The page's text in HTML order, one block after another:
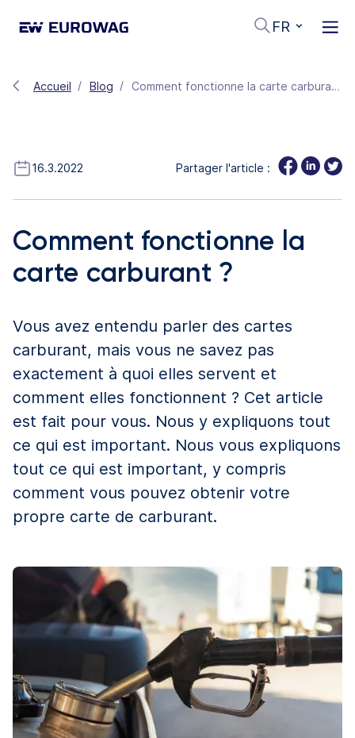
FR
Accueil Blog Comment fonctionne la carte carburant ?
16.3.2022 Partager l'article :
Comment fonctionne la
carte carburant ?
Vous avez entendu parler des cartes
carburant, mais vous ne savez pas
exactement à quoi elles servent et
comment elles fonctionnent ? Cet article
est fait pour vous. Nous y expliquons tout
ce qui est important. Nous vous expliquons
tout ce qui est important, y compris
comment vous pouvez obtenir votre
propre carte de carburant.